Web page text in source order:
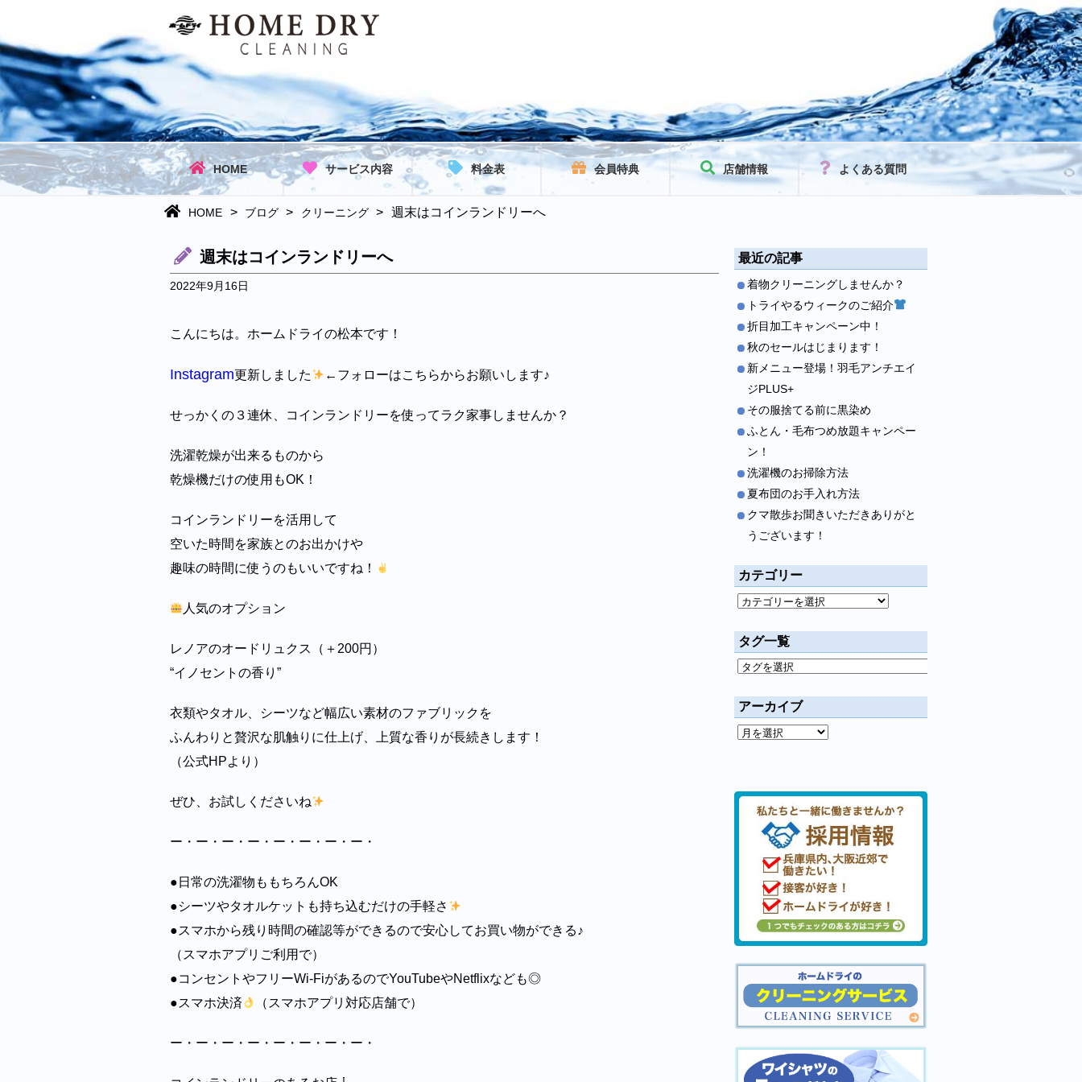
HOME サービス内容 料金表 会員特典 店舗情報 よくある質問
HOME > ブログ > クリーニング > 週末はコインランドリーへ
週末はコインランドリーへ
2022年9月16日
こんにちは。ホームドライの松本です！
Instagram更新しました ←フォローはこちらからお願いします♪
せっかくの３連休、コインランドリーを使ってラク家事しませんか？
洗濯乾燥が出来るものから
乾燥機だけの使用もOK！
コインランドリーを活用して
空いた時間を家族とのお出かけや
趣味の時間に使うのもいいですね！
人気のオプション
レノアのオードリュクス（＋200円）
“イノセントの香り”
衣類やタオル、シーツなど幅広い素材のファブリックを
ふんわりと贅沢な肌触りに仕上げ、上質な香りが長続きします！
（公式HPより）
ぜひ、お試しくださいね
ー・ー・ー・ー・ー・ー・ー・ー・
●日常の洗濯物ももちろんOK
●シーツやタオルケットも持ち込むだけの手軽さ
●スマホから残り時間の確認等ができるので安心してお買い物ができる♪
（スマホアプリご利用で）
●コンセントやフリーWi-FiがあるのでYouTubeやNetflixなども◎
●スマホ決済
（スマホアプリ対応店舗で）
ー・ー・ー・ー・ー・ー・ー・ー・
最近の記事
着物クリーニングしませんか？
トライやるウィークのご紹介
折目加工キャンペーン中！
秋のセールはじまります！
新メニュー登場！羽毛アンチエイ
ジPLUS+
その服捨てる前に黒染め
ふとん・毛布つめ放題キャンペー
ン！
洗濯機のお掃除方法
夏布団のお手入れ方法
クマ散歩お聞きいただきありがと
うございます！
カテゴリー
タグ一覧
アーカイブ